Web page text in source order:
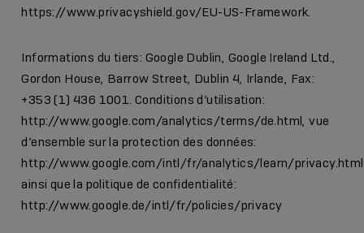
https://www.privacyshield.gov/EU-US-Framework.
Informations du tiers: Google Dublin, Google Ireland Ltd.,
Gordon House, Barrow Street, Dublin 4, Irlande, Fax:
+353 (1) 436 1001. Conditions d’utilisation:
http://www.google.com/analytics/terms/de.html, vue
d’ensemble sur la protection des données:
http://www.google.com/intl/fr/analytics/learn/privacy.html
ainsi que la politique de confidentialité:
http://www.google.de/intl/fr/policies/privacy